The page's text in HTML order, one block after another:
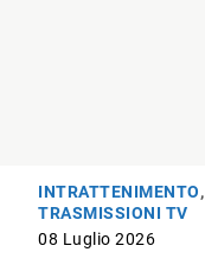
INTRATTENIMENTO,
TRASMISSIONI TV
08 Luglio 2026